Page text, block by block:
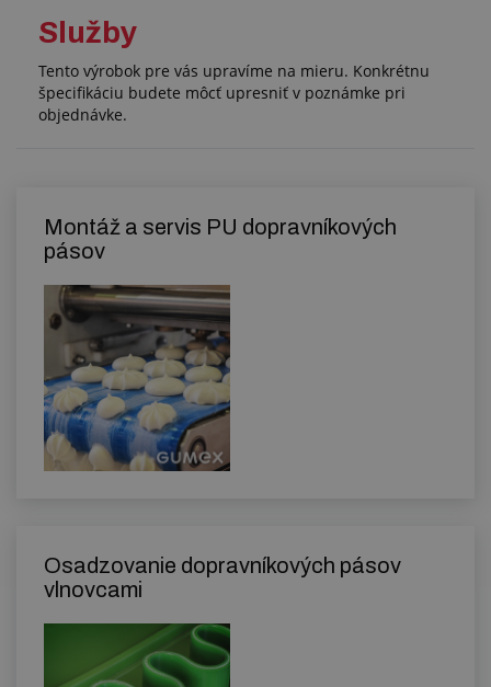
Služby
Tento výrobok pre vás upravíme na mieru. Konkrétnu
špecifikáciu budete môcť upresniť v poznámke pri
objednávke.
Montáž a servis PU dopravníkových
pásov
Osadzovanie dopravníkových pásov
vlnovcami